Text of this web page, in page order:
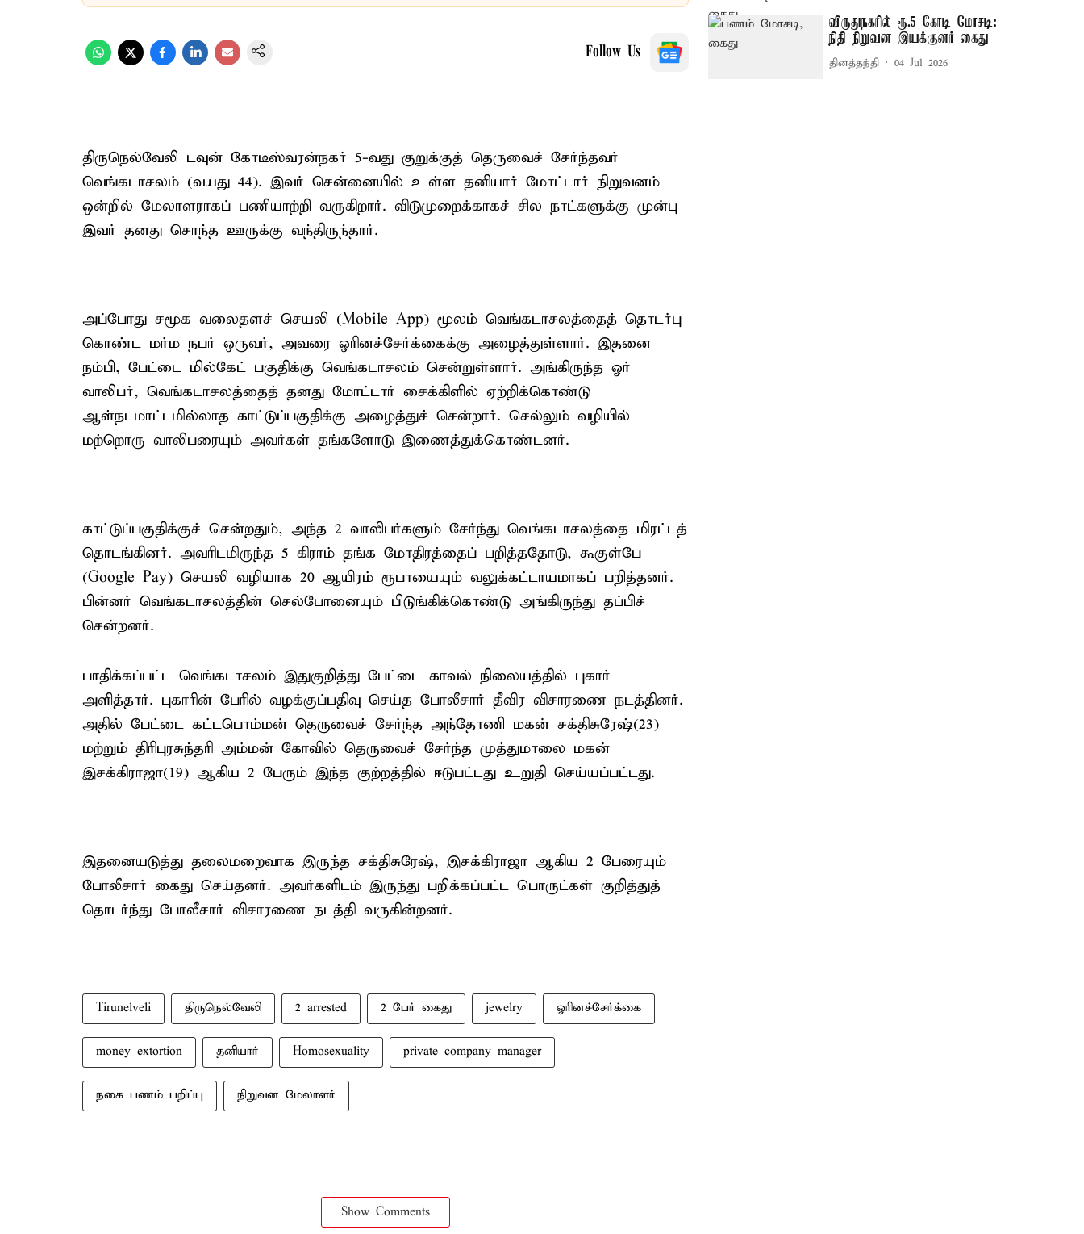
Follow Us
திருநெல்வேலி டவுன் கோடீஸ்வரன்நகர் 5-வது குறுக்குத் தெருவைச் சேர்ந்தவர்
வெங்கடாசலம் (வயது 44). இவர் சென்னையில் உள்ள தனியார் மோட்டார் நிறுவனம்
ஒன்றில் மேலாளராகப் பணியாற்றி வருகிறார். விடுமுறைக்காகச் சில நாட்களுக்கு முன்பு
இவர் தனது சொந்த ஊருக்கு வந்திருந்தார்.
அப்போது சமூக வலைதளச் செயலி (Mobile App) மூலம் வெங்கடாசலத்தைத் தொடர்பு
கொண்ட மர்ம நபர் ஒருவர், அவரை ஓரினச்சேர்க்கைக்கு அழைத்துள்ளார். இதனை
நம்பி, பேட்டை மில்கேட் பகுதிக்கு வெங்கடாசலம் சென்றுள்ளார். அங்கிருந்த ஓர்
வாலிபர், வெங்கடாசலத்தைத் தனது மோட்டார் சைக்கிளில் ஏற்றிக்கொண்டு
ஆள்நடமாட்டமில்லாத காட்டுப்பகுதிக்கு அழைத்துச் சென்றார். செல்லும் வழியில்
மற்றொரு வாலிபரையும் அவர்கள் தங்களோடு இணைத்துக்கொண்டனர்.
காட்டுப்பகுதிக்குச் சென்றதும், அந்த 2 வாலிபர்களும் சேர்ந்து வெங்கடாசலத்தை மிரட்டத்
தொடங்கினர். அவரிடமிருந்த 5 கிராம் தங்க மோதிரத்தைப் பறித்ததோடு, கூகுள்பே
(Google Pay) செயலி வழியாக 20 ஆயிரம் ரூபாயையும் வலுக்கட்டாயமாகப் பறித்தனர்.
பின்னர் வெங்கடாசலத்தின் செல்போனையும் பிடுங்கிக்கொண்டு அங்கிருந்து தப்பிச்
சென்றனர்.
பாதிக்கப்பட்ட வெங்கடாசலம் இதுகுறித்து பேட்டை காவல் நிலையத்தில் புகார்
அளித்தார். புகாரின் பேரில் வழக்குப்பதிவு செய்த போலீசார் தீவிர விசாரணை நடத்தினர்.
அதில் பேட்டை கட்டபொம்மன் தெருவைச் சேர்ந்த அந்தோணி மகன் சக்திசுரேஷ்(23)
மற்றும் திரிபுரசுந்தரி அம்மன் கோவில் தெருவைச் சேர்ந்த முத்துமாலை மகன்
இசக்கிராஜா(19) ஆகிய 2 பேரும் இந்த குற்றத்தில் ஈடுபட்டது உறுதி செய்யப்பட்டது.
இதனையடுத்து தலைமறைவாக இருந்த சக்திசுரேஷ், இசக்கிராஜா ஆகிய 2 பேரையும்
போலீசார் கைது செய்தனர். அவர்களிடம் இருந்து பறிக்கப்பட்ட பொருட்கள் குறித்துத்
தொடர்ந்து போலீசார் விசாரணை நடத்தி வருகின்றனர்.
Tirunelveli திருநெல்வேலி 2 arrested 2 பேர் கைது jewelry ஓரினச்சேர்க்கை
money extortion தனியார் Homosexuality private company manager
நகை பணம் பறிப்பு நிறுவன மேலாளர்
Show Comments
விருதுநகரில் ரூ.5 கோடி மோசடி:
நிதி நிறுவன இயக்குனர் கைது
தினத்தந்தி 04 Jul 2026